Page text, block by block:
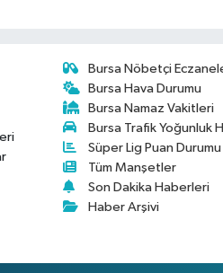
Bursa Nöbetçi
Bursa Hava Durumu
Bursa Namaz Vakitleri
Bursa Trafik Yoğunluk
Süper Lig Puan
Tüm Manşetler
Son Dakika Haberleri
Haber Arşivi